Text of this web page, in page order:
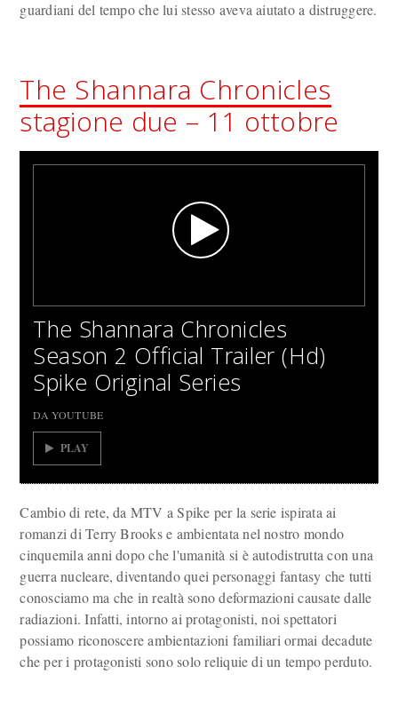
guardiani del tempo che lui stesso aveva aiutato a distruggere.
The Shannara Chronicles
stagione due – 11 ottobre
The Shannara Chronicles
Season 2 Official Trailer (Hd)
Spike Original Series
DA YOUTUBE
PLAY
Cambio di rete, da MTV a Spike per la serie ispirata ai
romanzi di Terry Brooks e ambientata nel nostro mondo
cinquemila anni dopo che l'umanità si è autodistrutta con una
guerra nucleare, diventando quei personaggi fantasy che tutti
conosciamo ma che in realtà sono deformazioni causate dalle
radiazioni. Infatti, intorno ai protagonisti, noi spettatori
possiamo riconoscere ambientazioni familiari ormai decadute
che per i protagonisti sono solo reliquie di un tempo perduto.